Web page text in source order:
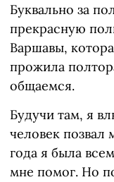
Буквально за
прекрасную
Варшавы,
прожила
общаемся.
Будучи там, я
человек позвал
года я была
мне помог. Но